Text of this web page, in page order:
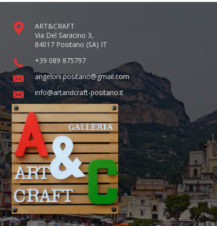
ART&CRAFT
Via Del Saracino 3,
84017 Positano (SA) IT
+39 089 875797
angeloni.positano@gmail.com
info@artandcraft-positano.it